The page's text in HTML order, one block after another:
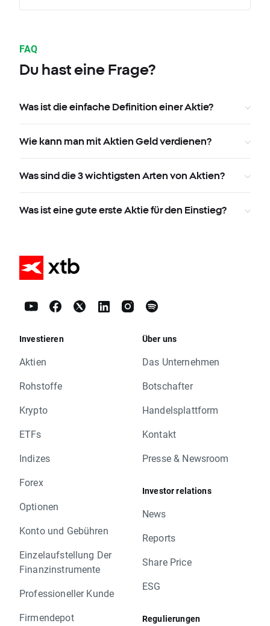
FAQ
Du hast eine Frage?
Was ist die einfache Definition einer Aktie?
Wie kann man mit Aktien Geld verdienen?
Was sind die 3 wichtigsten Arten von Aktien?
Was ist eine gute erste Aktie für den Einstieg?
Investieren
Aktien
Rohstoffe
Krypto
ETFs
Indizes
Forex
Optionen
Konto und Gebühren
Einzelaufstellung Der
Finanzinstrumente
Professioneller Kunde
Firmendepot
Über uns
Das Unternehmen
Botschafter
Handelsplattform
Kontakt
Presse & Newsroom
Investor relations
News
Reports
Share Price
ESG
Regulierungen